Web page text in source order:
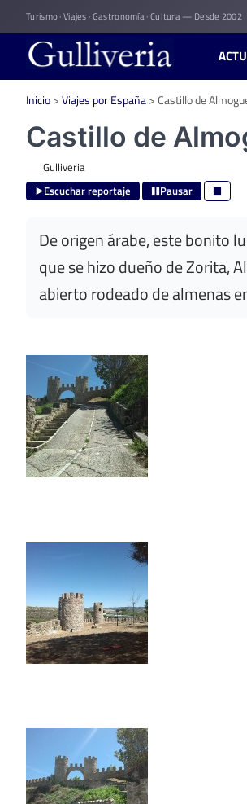
to
content
Turismo · Viajes · Gastronomía · Cultura — Desde 2002
Inicio>Viajes por España>Castillo de
Castillo de
Gulliveria
Escuchar reportaje Pausar
De origen árabe, este bonito
que se hizo dueño de Zorita,
abierto rodeado de almenas